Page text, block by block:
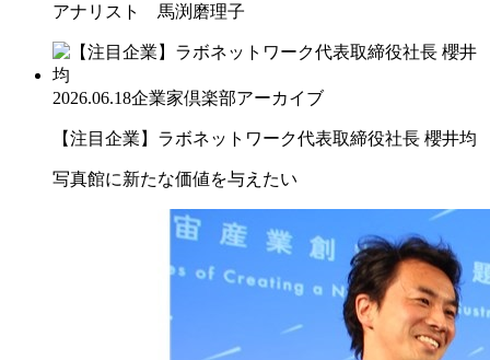
アナリスト 馬渕磨理子
2026.06.18企業家倶楽部アーカイブ
【注目企業】ラボネットワーク代表取締役社長 櫻井均
写真館に新たな価値を与えたい